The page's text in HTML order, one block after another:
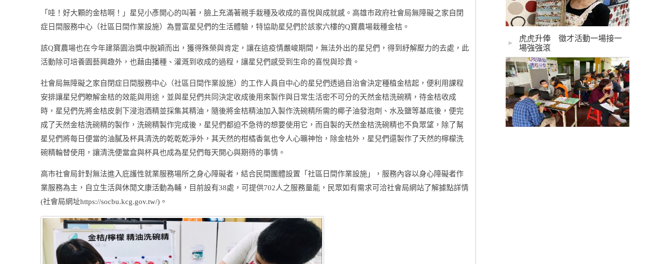
「哇！好大顆的金桔啊！」星兒小彥開心的叫著，臉上充滿著親手栽種及收成的喜悅與成就感。高雄市政府社會局無障礙之家自閉
症日間服務中心（社區日間作業設施）為豐富星兒們的生活體驗，特協助星兒們於該家六樓的Q寶農場栽種金桔。
該Q寶農場也在今年建築園治獎中脫穎而出，獲得殊榮與肯定，讓在這疫情嚴峻期間，無法外出的星兒們，得到紓解壓力的去處，此
活動除可培養園藝興趣外，也藉由播種、灌溉到收成的過程，讓星兒們感受到生命的喜悅與珍貴。
社會局無障礙之家自閉症日間服務中心（社區日間作業設施）的工作人員自中心的星兒們透過自治會決定種植金桔起，便利用課程
安排讓星兒們瞭解金桔的效能與用途，並與星兒們共同決定收成後用來製作與日常生活密不可分的天然金桔洗碗精，待金桔收成
時，星兒們先將金桔皮剝下浸泡酒精並採集其精油，隨後將金桔精油加入製作洗碗精所需的椰子油發泡劑、水及鹽等基底後，便完
成了天然金桔洗碗精的製作，洗碗精製作完成後，星兒們都迫不急待的想要使用它，而自製的天然金桔洗碗精也不負眾望，除了幫
星兒們將每日便當的油膩及杯具清洗的乾乾乾淨外，其天然的柑橘香氣也令人心曠神怡，除金桔外，星兒們還製作了天然的檸檬洗
碗精輪替使用，讓清洗便當盒與杯具也成為星兒們每天開心與期待的事情。
高市社會局針對無法進入庇護性就業服務場所之身心障礙者，結合民間團體設置「社區日間作業設施」，服務內容以身心障礙者作
業服務為主，自立生活與休閒文康活動為輔，目前設有38處，可提供702人之服務量能，民眾如有需求可洽社會局網站了解據點詳情
(社會局網址https://socbu.kcg.gov.tw/)。
►
虎虎升俸 徵才活動一場接一
場強強滾